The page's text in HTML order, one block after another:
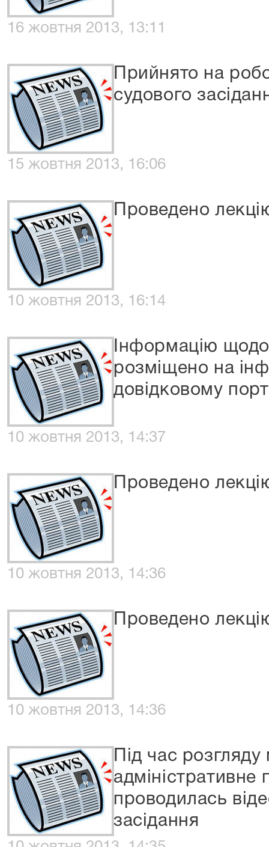
16 жовтня 2013, 13:11
Прийнято на
судового
15 жовтня 2013, 16:06
Проведено
10 жовтня 2013, 16:14
Інформацію
розміщено на
довідковому
10 жовтня 2013, 14:37
Проведено
10 жовтня 2013, 14:36
Проведено
10 жовтня 2013, 14:36
Під час
проводилась
засідання